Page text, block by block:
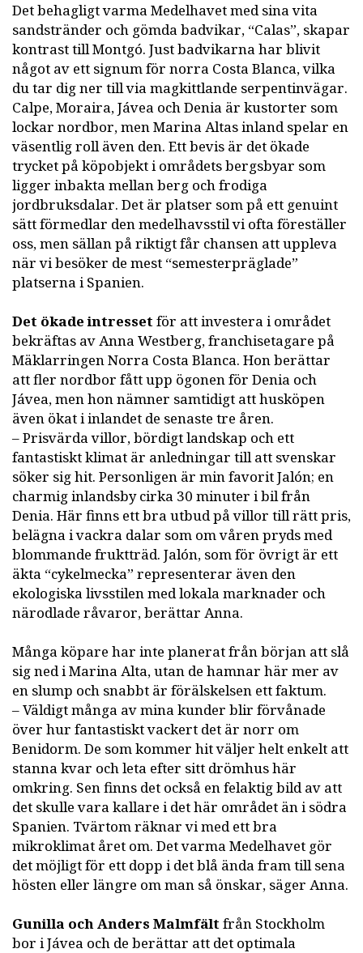
Det behagligt varma Medelhavet med sina vita
sandstränder och gömda badvikar, “Calas”, skapar
kontrast till Montgó. Just badvikarna har blivit
något av ett signum för norra Costa Blanca, vilka
du tar dig ner till via magkittlande serpentinvägar.
Calpe, Moraira, Jávea och Denia är kustorter som
lockar nordbor, men Marina Altas inland spelar en
väsentlig roll även den. Ett bevis är det ökade
trycket på köpobjekt i områdets bergsbyar som
ligger inbakta mellan berg och frodiga
jordbruksdalar. Det är platser som på ett genuint
sätt förmedlar den medelhavsstil vi ofta föreställer
oss, men sällan på riktigt får chansen att uppleva
när vi besöker de mest “semesterpräglade”
platserna i Spanien.
Det ökade intressetför att investera i området
bekräftas av Anna Westberg, franchisetagare på
Mäklarringen Norra Costa Blanca. Hon berättar
att fler nordbor fått upp ögonen för Denia och
Jávea, men hon nämner samtidigt att husköpen
även ökat i inlandet de senaste tre åren.
– Prisvärda villor, bördigt landskap och ett
fantastiskt klimat är anledningar till att svenskar
söker sig hit. Personligen är min favorit Jalón; en
charmig inlandsby cirka 30 minuter i bil från
Denia. Här finns ett bra utbud på villor till rätt pris,
belägna i vackra dalar som om våren pryds med
blommande fruktträd. Jalón, som för övrigt är ett
äkta “cykelmecka” representerar även den
ekologiska livsstilen med lokala marknader och
närodlade råvaror, berättar Anna.
Många köpare har inte planerat från början att slå
sig ned i Marina Alta, utan de hamnar här mer av
en slump och snabbt är förälskelsen ett faktum.
– Väldigt många av mina kunder blir förvånade
över hur fantastiskt vackert det är norr om
Benidorm. De som kommer hit väljer helt enkelt att
stanna kvar och leta efter sitt drömhus här
omkring. Sen finns det också en felaktig bild av att
det skulle vara kallare i det här området än i södra
Spanien. Tvärtom räknar vi med ett bra
mikroklimat året om. Det varma Medelhavet gör
det möjligt för ett dopp i det blå ända fram till sena
hösten eller längre om man så önskar, säger Anna.
Gunilla och Anders Malmfältfrån Stockholm
bor i Jávea och de berättar att det optimala